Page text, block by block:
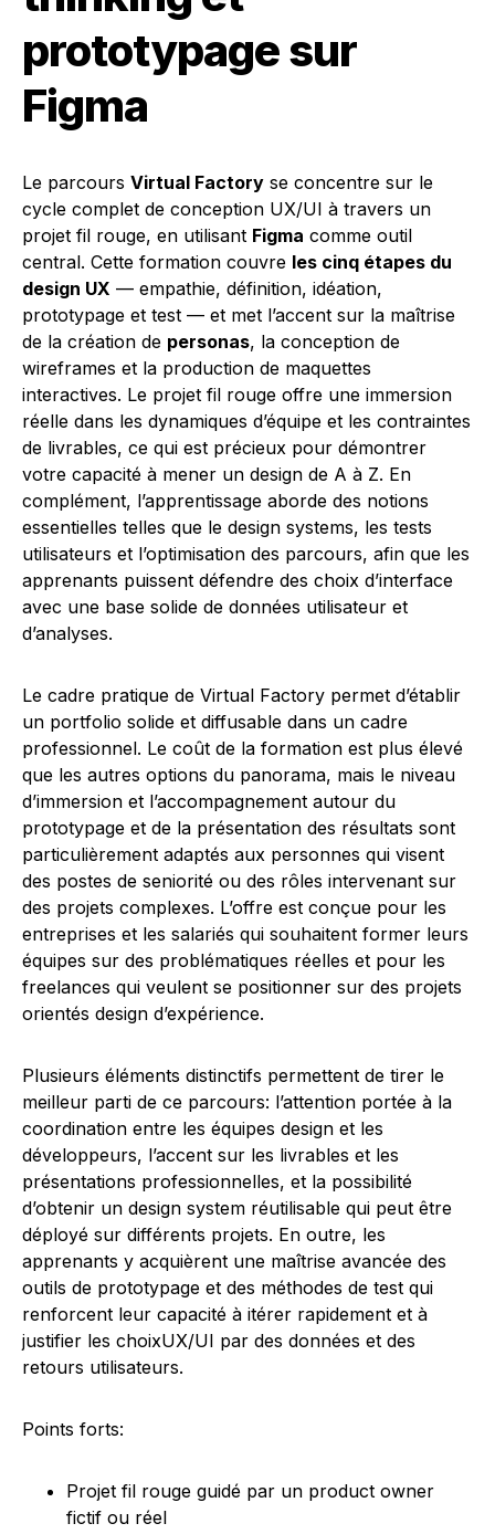
prototypage sur
Figma
Le parcours Virtual Factory se concentre sur le
cycle complet de conception UX/UI à travers un
projet fil rouge, en utilisant Figma comme outil
central. Cette formation couvre les cinq étapes du
design UX — empathie, définition, idéation,
prototypage et test — et met l’accent sur la maîtrise
de la création de personas, la conception de
wireframes et la production de maquettes
interactives. Le projet fil rouge offre une immersion
réelle dans les dynamiques d’équipe et les contraintes
de livrables, ce qui est précieux pour démontrer
votre capacité à mener un design de A à Z. En
complément, l’apprentissage aborde des notions
essentielles telles que le design systems, les tests
utilisateurs et l’optimisation des parcours, afin que les
apprenants puissent défendre des choix d’interface
avec une base solide de données utilisateur et
d’analyses.
Le cadre pratique de Virtual Factory permet d’établir
un portfolio solide et diffusable dans un cadre
professionnel. Le coût de la formation est plus élevé
que les autres options du panorama, mais le niveau
d’immersion et l’accompagnement autour du
prototypage et de la présentation des résultats sont
particulièrement adaptés aux personnes qui visent
des postes de seniorité ou des rôles intervenant sur
des projets complexes. L’offre est conçue pour les
entreprises et les salariés qui souhaitent former leurs
équipes sur des problématiques réelles et pour les
freelances qui veulent se positionner sur des projets
orientés design d’expérience.
Plusieurs éléments distinctifs permettent de tirer le
meilleur parti de ce parcours: l’attention portée à la
coordination entre les équipes design et les
développeurs, l’accent sur les livrables et les
présentations professionnelles, et la possibilité
d’obtenir un design system réutilisable qui peut être
déployé sur différents projets. En outre, les
apprenants y acquièrent une maîtrise avancée des
outils de prototypage et des méthodes de test qui
renforcent leur capacité à itérer rapidement et à
justifier les choixUX/UI par des données et des
retours utilisateurs.
Points forts:
Projet fil rouge guidé par un product owner
fictif ou réel